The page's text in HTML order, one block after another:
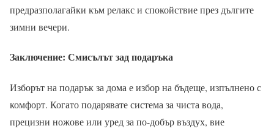
предразполагайки към релакс и спокойствие през дългите
зимни вечери.
Заключение: Смисълът зад подаръка
Изборът на подарък за дома е избор на бъдеще, изпълнено с
комфорт. Когато подарявате система за чиста вода,
прецизни ножове или уред за по-добър въздух, вие